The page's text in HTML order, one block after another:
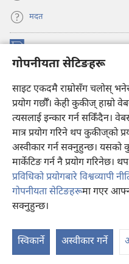
गोपनीयता सेटिङहरू
साइट एकदमै राम्रोसँग चलोस्
प्रयोग गर्छौँ। केही कुकीज्‌
त्यसलाई इन्कार गर्न सकिँदैन।
मात्र प्रयोग गरिने थप कुकीज्‌को
अस्वीकार गर्न सक्नुहुन्छ। यसको
मार्केटिङ गर्न नै प्रयोग गरिनेछ।
प्रविधिको प्रयोगबारे विश्वव्यापी
गोपनीयता सेटिङहरूमा गएर
सक्नुहुन्छ।
स्विकार्ने अस्वीकार गर्ने
मदत
अर्को
नयाँ
पृष्ठ
प्रहरीधरहरा अनलाइन लाइब्रेरी
(ब्राउजरको
अर्को
नयाँ
पृष्ठ
खुल्नेछ)
JW Hub ®
(ब्राउजरको
अर्को
ट्याबमा
नयाँ
पृष्ठ
खुल्नेछ)
JW लाइब्रेरी एप
Copyright© 2026 Watch Tower